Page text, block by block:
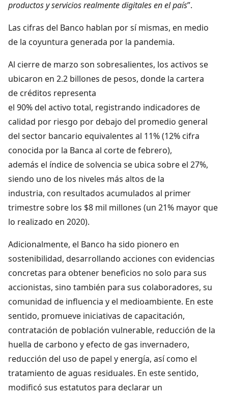
productos y servicios realmente digitales en el país”.
Las cifras del Banco hablan por sí mismas, en medio
de la coyuntura generada por la pandemia.
Al cierre de marzo son sobresalientes, los activos se
ubicaron en 2.2 billones de pesos, donde la cartera
de créditos representa
el 90% del activo total, registrando indicadores de
calidad por riesgo por debajo del promedio general
del sector bancario equivalentes al 11% (12% cifra
conocida por la Banca al corte de febrero),
además el índice de solvencia se ubica sobre el 27%,
siendo uno de los niveles más altos de la
industria, con resultados acumulados al primer
trimestre sobre los $8 mil millones (un 21% mayor que
lo realizado en 2020).
Adicionalmente, el Banco ha sido pionero en
sostenibilidad, desarrollando acciones con evidencias
concretas para obtener beneficios no solo para sus
accionistas, sino también para sus colaboradores, su
comunidad de influencia y el medioambiente. En este
sentido, promueve iniciativas de capacitación,
contratación de población vulnerable, reducción de la
huella de carbono y efecto de gas invernadero,
reducción del uso de papel y energía, así como el
tratamiento de aguas residuales. En este sentido,
modificó sus estatutos para declarar un